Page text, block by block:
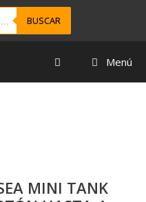
BUSCAR
Menú
MINI TANK